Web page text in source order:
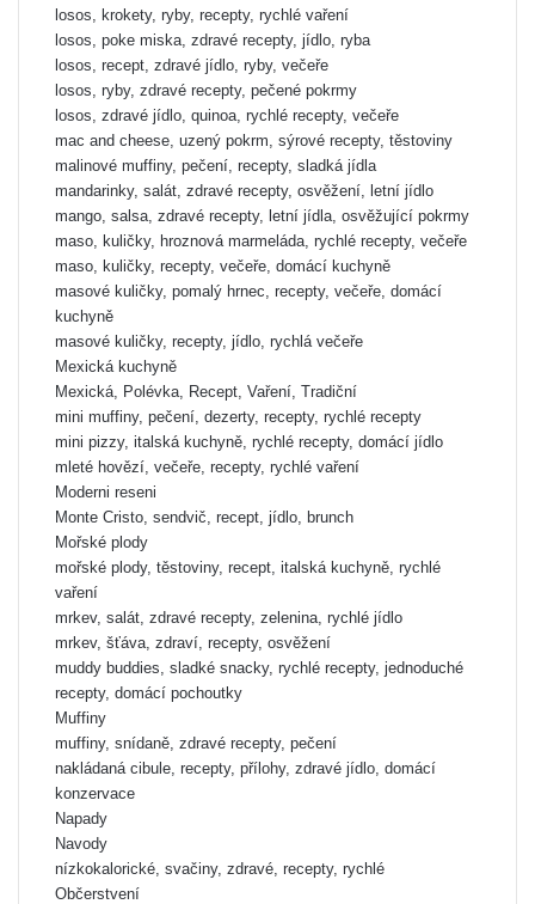
losos, krokety, ryby, recepty, rychlé vaření
losos, poke miska, zdravé recepty, jídlo, ryba
losos, recept, zdravé jídlo, ryby, večeře
losos, ryby, zdravé recepty, pečené pokrmy
losos, zdravé jídlo, quinoa, rychlé recepty, večeře
mac and cheese, uzený pokrm, sýrové recepty, těstoviny
malinové muffiny, pečení, recepty, sladká jídla
mandarinky, salát, zdravé recepty, osvěžení, letní jídlo
mango, salsa, zdravé recepty, letní jídla, osvěžující pokrmy
maso, kuličky, hroznová marmeláda, rychlé recepty, večeře
maso, kuličky, recepty, večeře, domácí kuchyně
masové kuličky, pomalý hrnec, recepty, večeře, domácí
kuchyně
masové kuličky, recepty, jídlo, rychlá večeře
Mexická kuchyně
Mexická, Polévka, Recept, Vaření, Tradiční
mini muffiny, pečení, dezerty, recepty, rychlé recepty
mini pizzy, italská kuchyně, rychlé recepty, domácí jídlo
mleté hovězí, večeře, recepty, rychlé vaření
Moderni reseni
Monte Cristo, sendvič, recept, jídlo, brunch
Mořské plody
mořské plody, těstoviny, recept, italská kuchyně, rychlé
vaření
mrkev, salát, zdravé recepty, zelenina, rychlé jídlo
mrkev, šťáva, zdraví, recepty, osvěžení
muddy buddies, sladké snacky, rychlé recepty, jednoduché
recepty, domácí pochoutky
Muffiny
muffiny, snídaně, zdravé recepty, pečení
nakládaná cibule, recepty, přílohy, zdravé jídlo, domácí
konzervace
Napady
Navody
nízkokalorické, svačiny, zdravé, recepty, rychlé
Občerstvení